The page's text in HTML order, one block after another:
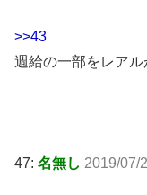
>>43
週給の一部をレア
47: 名無し 2019/07/